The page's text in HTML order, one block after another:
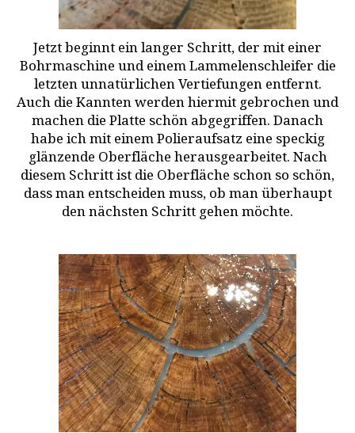
Jetzt beginnt ein langer Schritt, der mit einer
Bohrmaschine und einem Lammelenschleifer die
letzten unnatürlichen Vertiefungen entfernt.
Auch die Kannten werden hiermit gebrochen und
machen die Platte schön abgegriffen. Danach
habe ich mit einem Polieraufsatz eine speckig
glänzende Oberfläche herausgearbeitet. Nach
diesem Schritt ist die Oberfläche schon so schön,
dass man entscheiden muss, ob man überhaupt
den nächsten Schritt gehen möchte.